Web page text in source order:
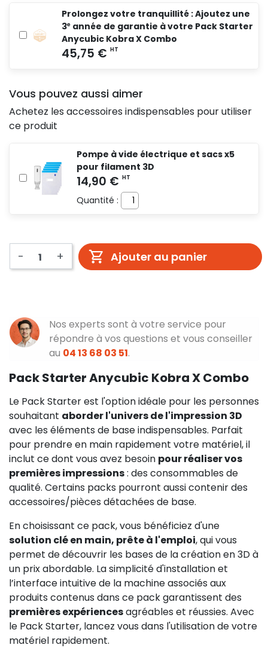
Prolongez votre tranquillité : Ajoutez une
3ᵉ année de garantie à votre Pack Starter
Anycubic Kobra X Combo
Vous pouvez aussi aimer
Achetez les accessoires indispensables pour utiliser
ce produit
Pompe à vide électrique et sacs x5
pour filament 3D
Quantité :
- + Ajouter au panier
Nos experts sont à votre service pour
répondre à vos questions et vous conseiller
au 04 13 68 03 51.
Pack Starter Anycubic Kobra X Combo
Le Pack Starter est l'option idéale pour les personnes
souhaitant aborder l'univers de l'impression 3D
avec les éléments de base indispensables. Parfait
pour prendre en main rapidement votre matériel, il
inclut ce dont vous avez besoin pour réaliser vos
premières impressions: des consommables de
qualité. Certains packs pourront aussi contenir des
accessoires/pièces détachées de base.
En choisissant ce pack, vous bénéficiez d'une
solution clé en main, prête à l'emploi, qui vous
permet de découvrir les bases de la création en 3D à
un prix abordable. La simplicité d'installation et
l’interface intuitive de la machine associés aux
produits contenus dans ce pack garantissent des
premières expériencesagréables et réussies. Avec
le Pack Starter, lancez vous dans l'utilisation de votre
matériel rapidement.